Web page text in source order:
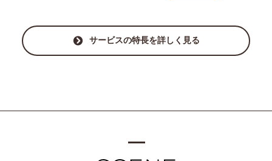
サービスの特長を詳しく見る